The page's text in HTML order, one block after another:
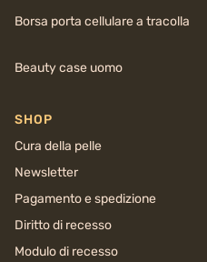
Borsa porta cellulare a tracolla
Beauty case uomo
SHOP
Cura della pelle
Newsletter
Pagamento e spedizione
Diritto di recesso
Modulo di recesso